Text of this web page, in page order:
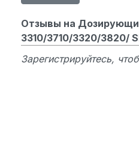
Отзывы на
3310/3710/3320/3820/
Зарегистрируйтесь,